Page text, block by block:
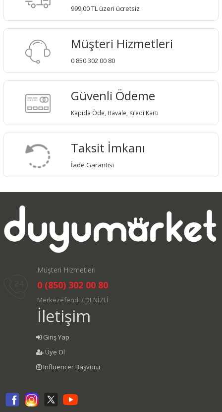
999,00 TL üzeri ücretsiz
Müşteri Hizmetleri
0 850 302 00 80
Güvenli Ödeme
Kapıda Öde, Havale, Kredi Kartı
Taksit İmkanı
İade Garantisi
Müşteri Hizmetleri
0 (850) 302 00 80
Merkezefendi / DENİZLİ
İletişim
Giriş Yap
Üye Ol
Influencer Başvuru